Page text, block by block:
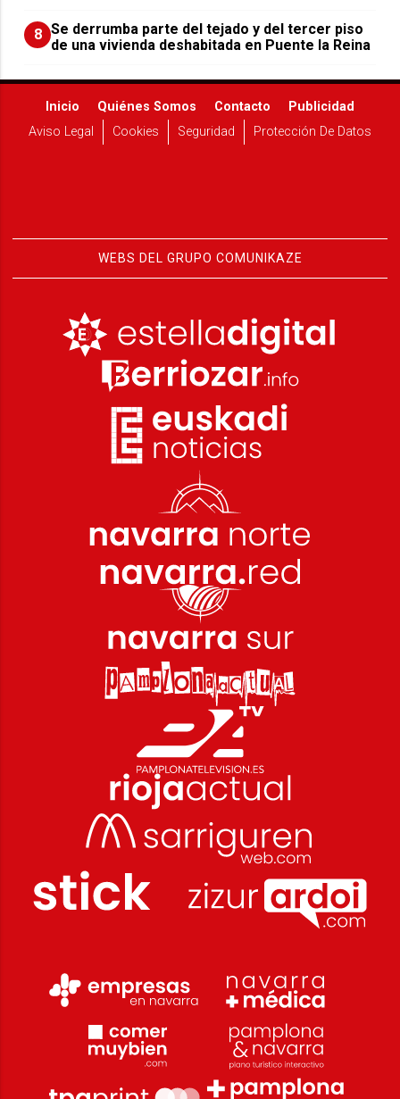
8 Se derrumba parte del tejado y del tercer piso
de una vivienda deshabitada en Puente la Reina
Inicio Quiénes Somos Contacto
Publicidad
Aviso Legal
Cookies Seguridad Protección De Datos
WEBS DEL GRUPO COMUNIKAZE